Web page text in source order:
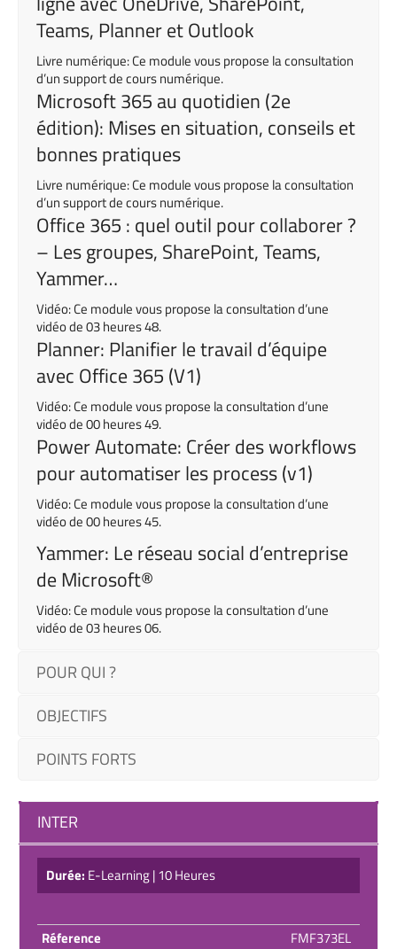
Teams, Planner et Outlook
Livre numérique: Ce module vous propose la consultation
d’un support de cours numérique.
Microsoft 365 au quotidien (2e
édition): Mises en situation, conseils et
bonnes pratiques
Livre numérique: Ce module vous propose la consultation
d’un support de cours numérique.
Office 365 : quel outil pour collaborer ?
– Les groupes, SharePoint, Teams,
Yammer…
Vidéo: Ce module vous propose la consultation d’une
vidéo de 03 heures 48.
Planner: Planifier le travail d’équipe
avec Office 365 (V1)
Vidéo: Ce module vous propose la consultation d’une
vidéo de 00 heures 49.
Power Automate: Créer des workflows
pour automatiser les process (v1)
Vidéo: Ce module vous propose la consultation d’une
vidéo de 00 heures 45.
Yammer: Le réseau social d’entreprise
de Microsoft®
Vidéo: Ce module vous propose la consultation d’une
vidéo de 03 heures 06.
POUR QUI ?
OBJECTIFS
POINTS FORTS
INTER
Durée: E-Learning | 10 Heures
Réference
FMF373EL